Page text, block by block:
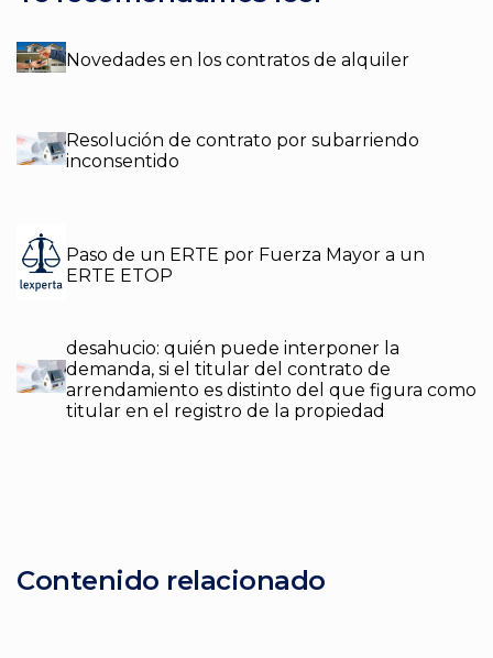
Novedades en los contratos de alquiler
Resolución de contrato por subarriendo
inconsentido
Paso de un ERTE por Fuerza Mayor a un
ERTE ETOP
desahucio: quién puede interponer la
demanda, si el titular del contrato de
arrendamiento es distinto del que figura como
titular en el registro de la propiedad
Contenido relacionado